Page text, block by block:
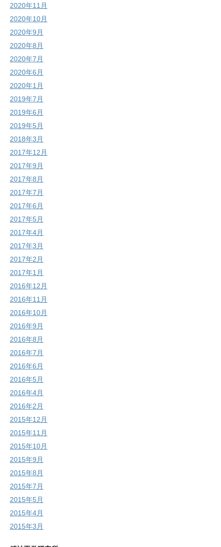
2020年11月
2020年10月
2020年9月
2020年8月
2020年7月
2020年6月
2020年1月
2019年7月
2019年6月
2019年5月
2018年3月
2017年12月
2017年9月
2017年8月
2017年7月
2017年6月
2017年5月
2017年4月
2017年3月
2017年2月
2017年1月
2016年12月
2016年11月
2016年10月
2016年9月
2016年8月
2016年7月
2016年6月
2016年5月
2016年4月
2016年2月
2015年12月
2015年11月
2015年10月
2015年9月
2015年8月
2015年7月
2015年5月
2015年4月
2015年3月